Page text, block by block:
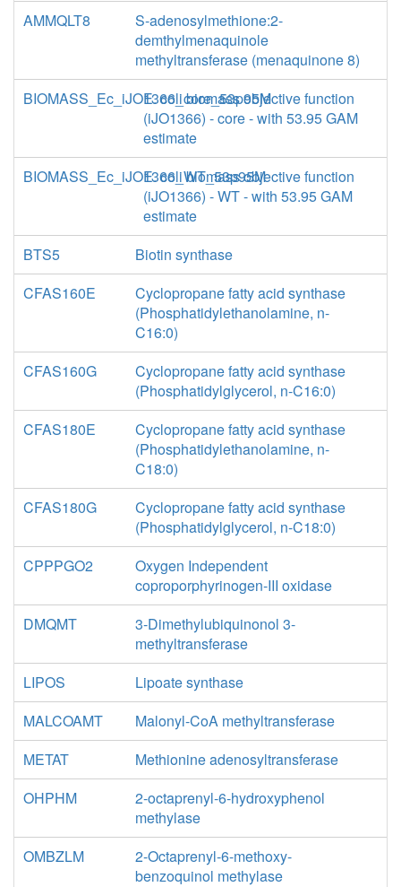
AMMQLT8
S-adenosylmethione:2-
demthylmenaquinole
methyltransferase (menaquinone 8)
BIOMASS_Ec_iJO1366_core_53p95M
E. coli biomass objective function
(iJO1366) - core - with 53.95 GAM
estimate
BIOMASS_Ec_iJO1366_WT_53p95M
E. coli biomass objective function
(iJO1366) - WT - with 53.95 GAM
estimate
BTS5
Biotin synthase
CFAS160E
Cyclopropane fatty acid synthase
(Phosphatidylethanolamine, n-
C16:0)
CFAS160G
Cyclopropane fatty acid synthase
(Phosphatidylglycerol, n-C16:0)
CFAS180E
Cyclopropane fatty acid synthase
(Phosphatidylethanolamine, n-
C18:0)
CFAS180G
Cyclopropane fatty acid synthase
(Phosphatidylglycerol, n-C18:0)
CPPPGO2
Oxygen Independent
coproporphyrinogen-III oxidase
DMQMT
3-Dimethylubiquinonol 3-
methyltransferase
LIPOS
Lipoate synthase
MALCOAMT
Malonyl-CoA methyltransferase
METAT
Methionine adenosyltransferase
OHPHM
2-octaprenyl-6-hydroxyphenol
methylase
OMBZLM
2-Octaprenyl-6-methoxy-
benzoquinol methylase